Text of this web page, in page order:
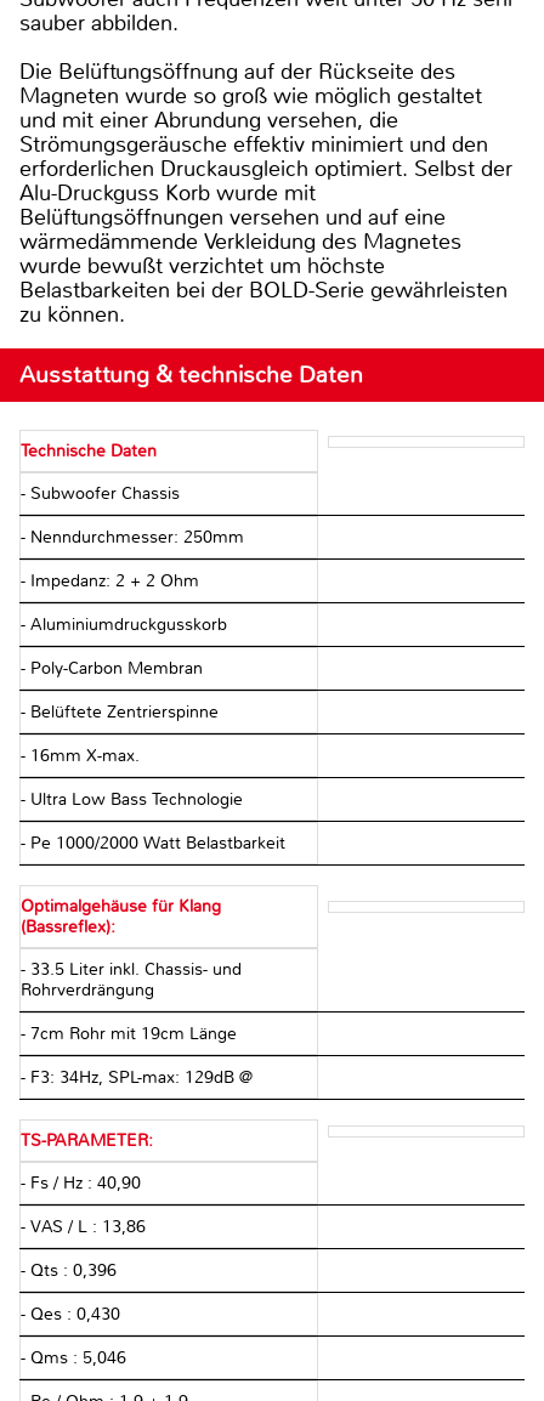
sauber abbilden.
Die Belüftungsöffnung auf der Rückseite des
Magneten wurde so groß wie möglich gestaltet
und mit einer Abrundung versehen, die
Strömungsgeräusche effektiv minimiert und den
erforderlichen Druckausgleich optimiert. Selbst der
Alu-Druckguss Korb wurde mit
Belüftungsöffnungen versehen und auf eine
wärmedämmende Verkleidung des Magnetes
wurde bewußt verzichtet um höchste
Belastbarkeiten bei der BOLD-Serie gewährleisten
zu können.
Ausstattung & technische Daten
Technische Daten
- Subwoofer Chassis
- Nenndurchmesser: 250mm
- Impedanz: 2 + 2 Ohm
- Aluminiumdruckgusskorb
- Poly-Carbon Membran
- Belüftete Zentrierspinne
- 16mm X-max.
- Ultra Low Bass Technologie
- Pe 1000/2000 Watt Belastbarkeit
Optimalgehäuse für Klang
(Bassreflex):
- 33.5 Liter inkl. Chassis- und
Rohrverdrängung
- 7cm Rohr mit 19cm Länge
- F3: 34Hz, SPL-max: 129dB @
TS-PARAMETER:
- Fs / Hz : 40,90
- VAS / L : 13,86
- Qts : 0,396
- Qes : 0,430
- Qms : 5,046